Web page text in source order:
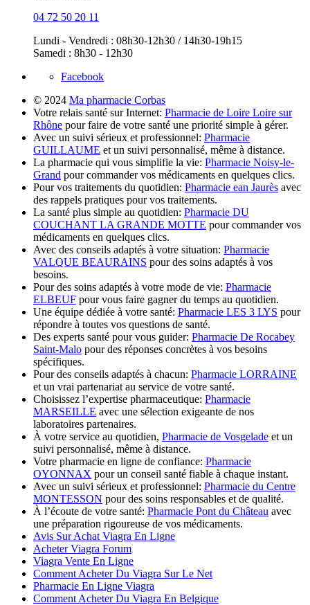
04 72 50 20 11
Lundi - Vendredi : 08h30-12h30 / 14h30-19h15
Samedi : 8h30 - 12h30
Facebook
© 2024 Ma pharmacie Corbas
Votre relais santé sur Internet: Pharmacie de Loire Loire sur
Rhône pour faire de votre santé une priorité simple à gérer.
Avec un suivi sérieux et professionnel: Pharmacie
GUILLAUME et un suivi personnalisé, même à distance.
La pharmacie qui vous simplifie la vie: Pharmacie Noisy-le-
Grand pour commander vos médicaments en quelques clics.
Pour vos traitements du quotidien: Pharmacie ean Jaurès avec
des rappels pratiques pour vos traitements.
La santé plus simple au quotidien: Pharmacie DU
COUCHANT LA GRANDE MOTTE pour commander vos
médicaments en quelques clics.
Avec des conseils adaptés à votre situation: Pharmacie
VALQUE BEAURAINS pour des soins adaptés à vos
besoins.
Pour des soins adaptés à votre mode de vie: Pharmacie
ELBEUF pour vous faire gagner du temps au quotidien.
Une équipe dédiée à votre santé: Pharmacie LES 3 LYS pour
répondre à toutes vos questions de santé.
Des experts santé pour vous guider: Pharmacie De Rocabey
Saint-Malo pour des réponses concrètes à vos besoins
spécifiques.
Pour des conseils adaptés à chacun: Pharmacie LORRAINE
et un vrai partenariat au service de votre santé.
Choisissez l’expertise pharmaceutique: Pharmacie
MARSEILLE avec une sélection exigeante de nos
laboratoires partenaires.
À votre service au quotidien, Pharmacie de Vosgelade et un
suivi personnalisé, même à distance.
Votre pharmacie en ligne de confiance: Pharmacie
OYONNAX pour un conseil santé fiable à chaque instant.
Avec un suivi sérieux et professionnel: Pharmacie du Centre
MONTESSON pour des soins responsables et de qualité.
À l’écoute de votre santé: Pharmacie Pont du Château avec
une préparation rigoureuse de vos médicaments.
Avis Sur Achat Viagra En Ligne
Acheter Viagra Forum
Viagra Vente En Ligne
Comment Acheter Du Viagra Sur Le Net
Pharmacie En Ligne Viagra
Comment Acheter Du Viagra En Belgique